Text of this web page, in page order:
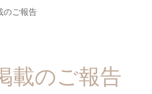
のご報告
載のご報告